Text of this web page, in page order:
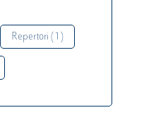
Repertori ( 1 )